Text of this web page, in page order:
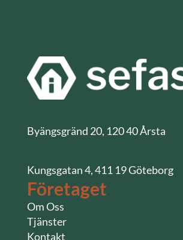
Byängsgränd 20, 120 40 Årsta
Kungsgatan 4, 411 19 Göteborg
Företaget
Om Oss
Tjänster
Kontakt